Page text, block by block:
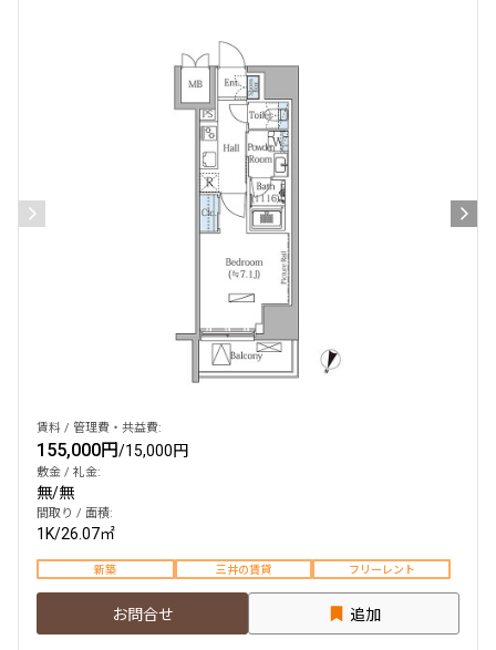
賃料 / 管理費・共益費:
155,000円/15,000円
敷金 / 礼金:
無/無
間取り / 面積:
1K/26.07㎡
新築 三井の賃貸 フリーレント
お問合せ 追加